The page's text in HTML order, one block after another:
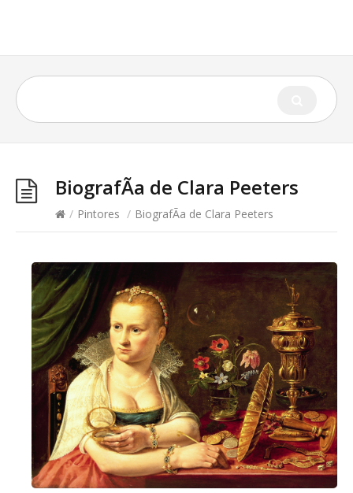
BiografÃ­a de Clara Peeters
/ Pintores / BiografÃ­a de Clara Peeters